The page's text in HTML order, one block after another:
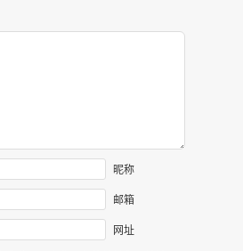
昵称
邮箱
网址